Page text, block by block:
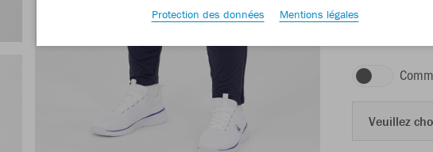
Veuillez
Protection des données Mentions légales